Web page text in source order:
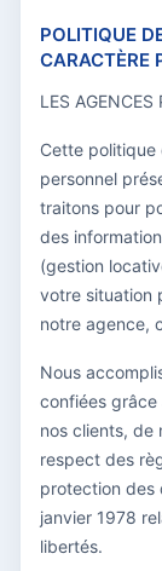
POLITIQUE
CARACTÈRE
LES
Cette politique
personnel
traitons pour
des
(gestion
votre situation
notre agence,
Nous
confiées grâce
nos clients, de
respect des
protection des
janvier 1978
libertés.